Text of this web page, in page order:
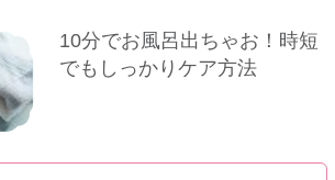
10分でお風呂出ちゃお！時短
でもしっかりケア方法